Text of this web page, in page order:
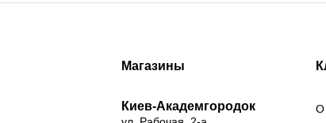
Магазины
Киев-Академгородок
О